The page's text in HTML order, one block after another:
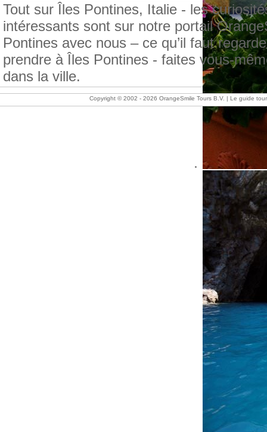
Tout sur Îles Pontines, Italie - les
intéressants sont sur notre portail
Pontines avec nous – ce qu’il faut
prendre à Îles Pontines - faites vous-
dans la ville.
Copyright © 2002 -2026 OrangeSmile Tours B.V. | Le guide